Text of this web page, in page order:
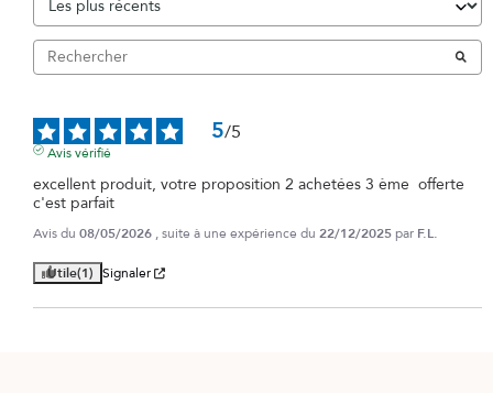
5/5
Avis vérifié
excellent produit, votre proposition 2 achetées 3 ème  offerte
c'est parfait
Avis du 08/05/2026 , suite à une expérience du 22/12/2025 par F.L.
Utile(1) Signaler